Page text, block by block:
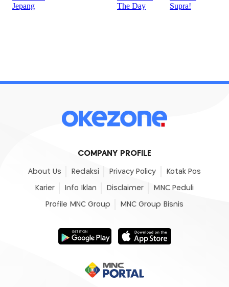
COMPANY PROFILE
About Us Redaksi Privacy Policy Kotak Pos
Karier Info Iklan Disclaimer MNC Peduli
Profile MNC Group MNC Group Bisnis